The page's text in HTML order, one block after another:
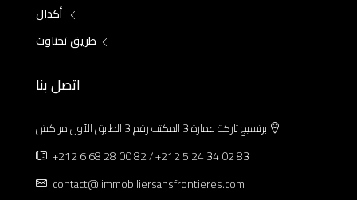
أكدال
طريق تحناوت
اتصل بنا
برتسيج تاركة عمارة 3 المكتب رقم 3 الطابق الأول مراكش
+212 6 68 28 00 82 / +212 5 24 34 02 83
contact@limmobiliersansfrontieres.com